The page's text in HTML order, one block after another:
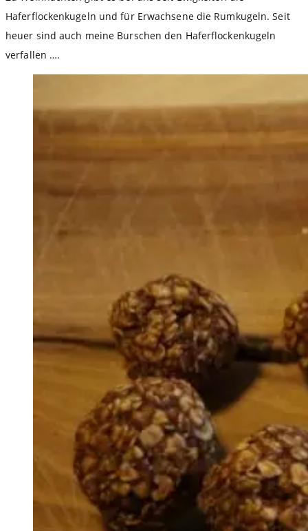
Haferflockenkugeln und für Erwachsene die Rumkugeln. Seit
heuer sind auch meine Burschen den Haferflockenkugeln
verfallen ….